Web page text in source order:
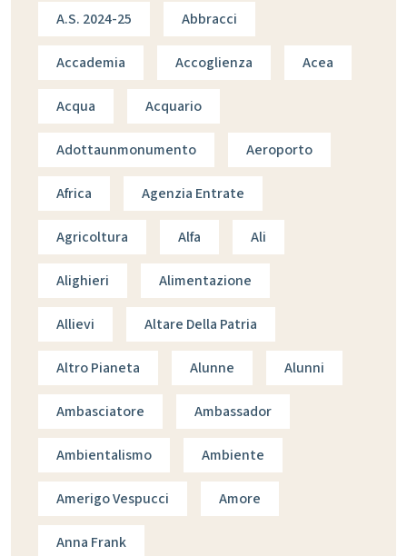
A.s. 2024-25 Abbracci
Accademia Accoglienza Acea
Acqua Acquario
Adottaunmonumento Aeroporto
Africa Agenzia Entrate
Agricoltura Alfa Ali
Alighieri Alimentazione
Allievi Altare Della Patria
Altro Pianeta Alunne Alunni
Ambasciatore Ambassador
Ambientalismo Ambiente
Amerigo Vespucci Amore
Anna Frank